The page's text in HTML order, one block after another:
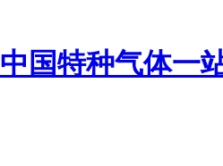
中国特种气体一